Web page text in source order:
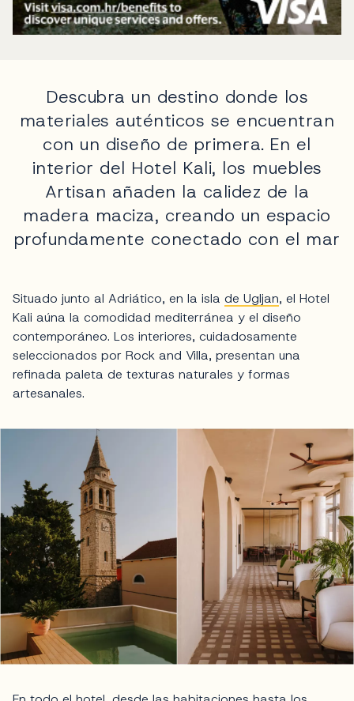
Descubra un destino donde los
materiales auténticos se encuentran
con un diseño de primera. En el
interior del Hotel Kali, los muebles
Artisan añaden la calidez de la
madera maciza, creando un espacio
profundamente conectado con el mar
Situado junto al Adriático, en la isla de Ugljan, el Hotel
Kali aúna la comodidad mediterránea y el diseño
contemporáneo. Los interiores, cuidadosamente
seleccionados por Rock and Villa, presentan una
refinada paleta de texturas naturales y formas
artesanales.